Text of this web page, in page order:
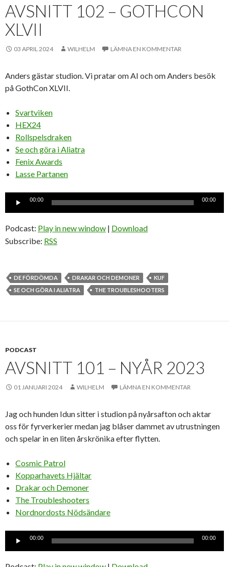
AVSNITT 102 – GOTHCON
XLVII
03 APRIL 2024 WILHELM LÄMNA EN KOMMENTAR
Anders gästar studion. Vi pratar om AI och om Anders besök
på GothCon XLVII.
Svartviken
HEX24
Rollspelsdraken
Se och göra i Aliatra
Fenix Awards
Lasse Partanen
Ljudspelare
00:00 00:00
Podcast: Play in new window | Download
Subscribe: RSS
DE FÖRDÖMDA DRAKAR OCH DEMONER
KUF
SE OCH GÖRA I ALIATRA
THE TROUBLESHOOTERS
PODCAST
AVSNITT 101 – NYÅR 2023
01 JANUARI 2024 WILHELM LÄMNA EN KOMMENTAR
Jag och hunden Idun sitter i studion på nyårsafton och aktar
oss för fyrverkerier medan jag blåser dammet av utrustningen
och spelar in en liten årskrönika efter flytten.
Cosmic Patrol
Kopparhavets Hjältar
Drakar och Demoner
The Troubleshooters
Nordnordosts Nödsändare
Ljudspelare
00:00 00:00